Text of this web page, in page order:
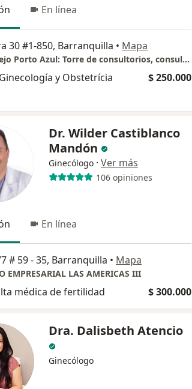
En línea
30 #1-850, Barranquilla • Mapa
Complejo Porto Azul: Torre de consultorios, consultorio 427.
y Obstetrícia $ 250.000
Dr. Wilder Castiblanco
Mandón
Ginecólogo · Ver más
106 opiniones
En línea
# 59 - 35, Barranquilla • Mapa
EMPRESARIAL LAS AMERICAS III
médica de fertilidad $ 300.000
Dra. Dalisbeth Atencio
Ginecólogo